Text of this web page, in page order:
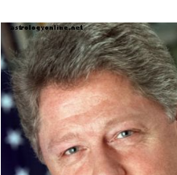
бољи. Посетите курве?
„северозапад“? Разводите
има рак? Близанци кажу: „Ко
да не?" Позитивни Близанци су
прилагодљиви и урнебесно
Не